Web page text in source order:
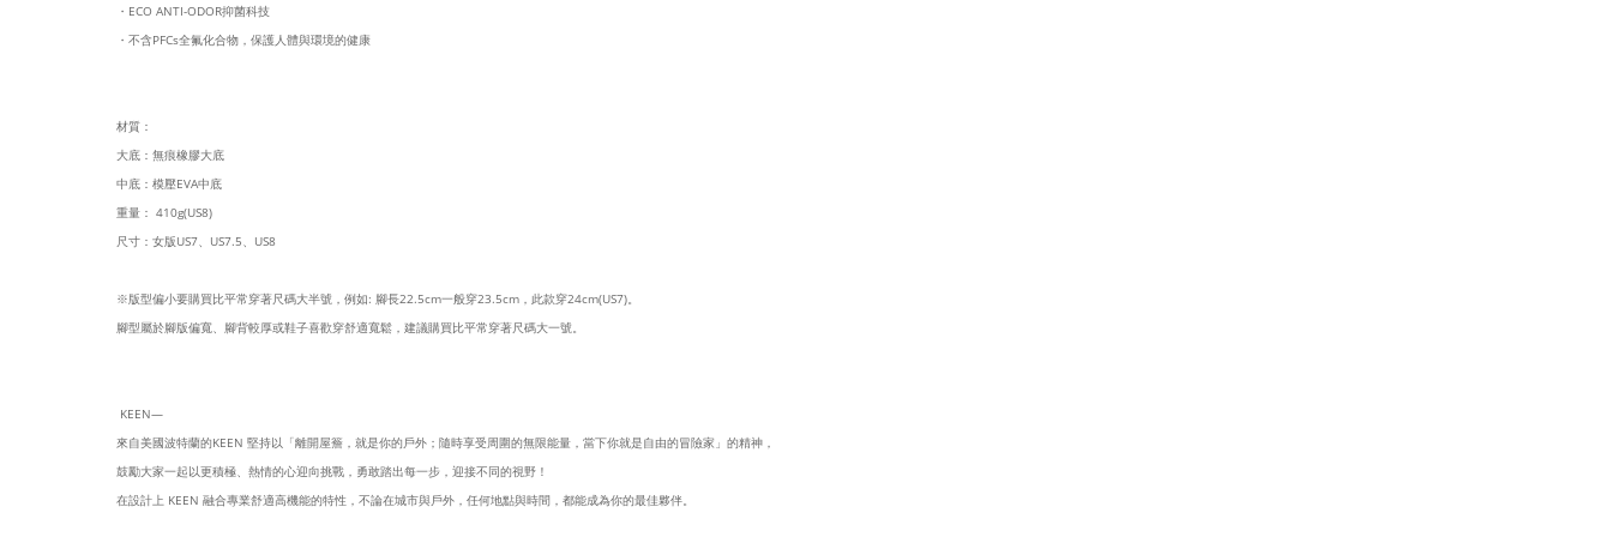
・ECO ANTI-ODOR抑菌科技
・不含PFCs全氟化合物，保護人體與環境的健康
材質：
大底：無痕橡膠大底
中底：模壓EVA中底
重量： 410g(US8)
尺寸：女版US7、US7.5、US8
※版型偏小要購買比平常穿著尺碼大半號，例如: 腳長22.5cm一般穿23.5cm，此款穿24cm(US7)。
腳型屬於腳版偏寬、腳背較厚或鞋子喜歡穿舒適寬鬆，建議購買比平常穿著尺碼大一號。
KEEN—
來自美國波特蘭的KEEN 堅持以「離開屋簷，就是你的戶外；隨時享受周圍的無限能量，當下你就是自由的冒險家」的精神，
鼓勵大家一起以更積極、熱情的心迎向挑戰，勇敢踏出每一步，迎接不同的視野！
在設計上 KEEN 融合專業舒適高機能的特性，不論在城市與戶外，任何地點與時間，都能成為你的最佳夥伴。